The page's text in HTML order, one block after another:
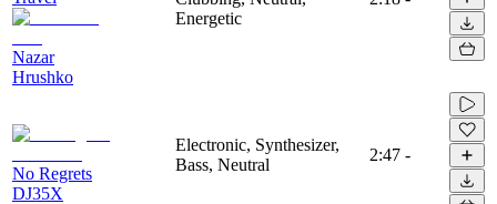
Nazar
Hrushko
Energetic
No Regrets
DJ35X
Electronic, Synthesizer,
Bass, Neutral
2:47 -